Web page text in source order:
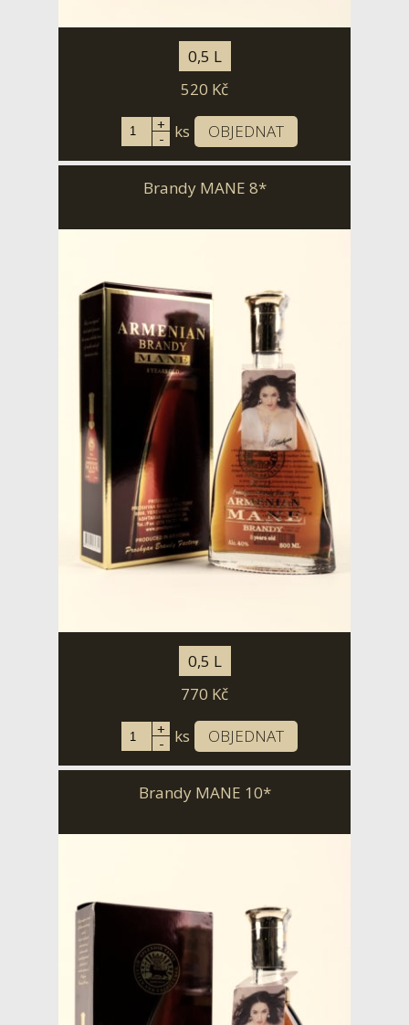
0,5 L
520 Kč
+
- ks OBJEDNAT
Brandy MANE 8*
0,5 L
770 Kč
+
- ks OBJEDNAT
Brandy MANE 10*